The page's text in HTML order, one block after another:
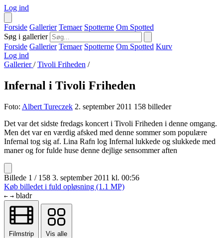
Log ind
Forside Gallerier Temaer Spotterne Om Spotted
Søg i gallerier
Forside Gallerier Temaer Spotterne Om Spotted Kurv
Log ind
Gallerier/ Tivoli Friheden /
Infernal i Tivoli Friheden
Foto: Albert Tureczek 2. september 2011 158 billeder
Det var det sidste fredags koncert i Tivoli Friheden i denne omgang.
Men det var en værdig afsked med denne sommer som populære
Infernal tog sig af. Lina Rafn log Infernal lukkede og slukkede med
maner og for fulde huse denne dejlige sensommer aften
Billede 1 / 158 3. september 2011 kl. 00:56
Køb billedet i fuld opløsning (1.1 MP)
← → bladr
Filmstrip Vis alle